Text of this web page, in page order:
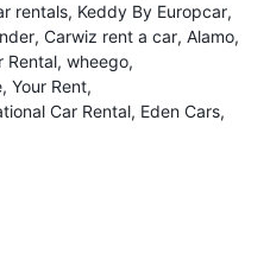
rentals Keddy By Europcar
Carwiz rent a car Alamo
Rental wheego
Your Rent
Car Rental Eden Cars